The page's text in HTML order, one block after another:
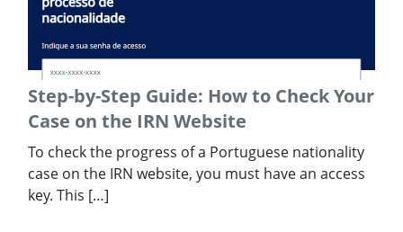
Step-by-Step Guide: How to Check Your
Case on the IRN Website
To check the progress of a Portuguese nationality
case on the IRN website, you must have an access
key. This […]